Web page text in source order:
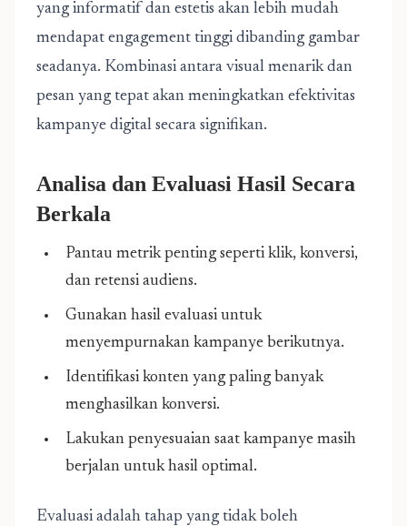
yang informatif dan estetis akan lebih mudah
mendapat engagement tinggi dibanding gambar
seadanya. Kombinasi antara visual menarik dan
pesan yang tepat akan meningkatkan efektivitas
kampanye digital secara signifikan.
Analisa dan Evaluasi Hasil Secara
Berkala
Pantau metrik penting seperti klik, konversi,
dan retensi audiens.
Gunakan hasil evaluasi untuk
menyempurnakan kampanye berikutnya.
Identifikasi konten yang paling banyak
menghasilkan konversi.
Lakukan penyesuaian saat kampanye masih
berjalan untuk hasil optimal.
Evaluasi adalah tahap yang tidak boleh